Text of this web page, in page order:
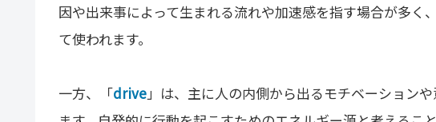
因や出来事によって生まれる流れや加速感を指す場合が多く
て使われます。
一方、「drive」は、主に人の内側から出るモチベーション